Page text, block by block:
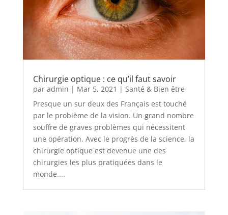
Chirurgie optique : ce qu’il faut savoir
par admin | Mar 5, 2021 | Santé & Bien être
Presque un sur deux des Français est touché
par le problème de la vision. Un grand nombre
souffre de graves problèmes qui nécessitent
une opération. Avec le progrès de la science, la
chirurgie optique est devenue une des
chirurgies les plus pratiquées dans le
monde....